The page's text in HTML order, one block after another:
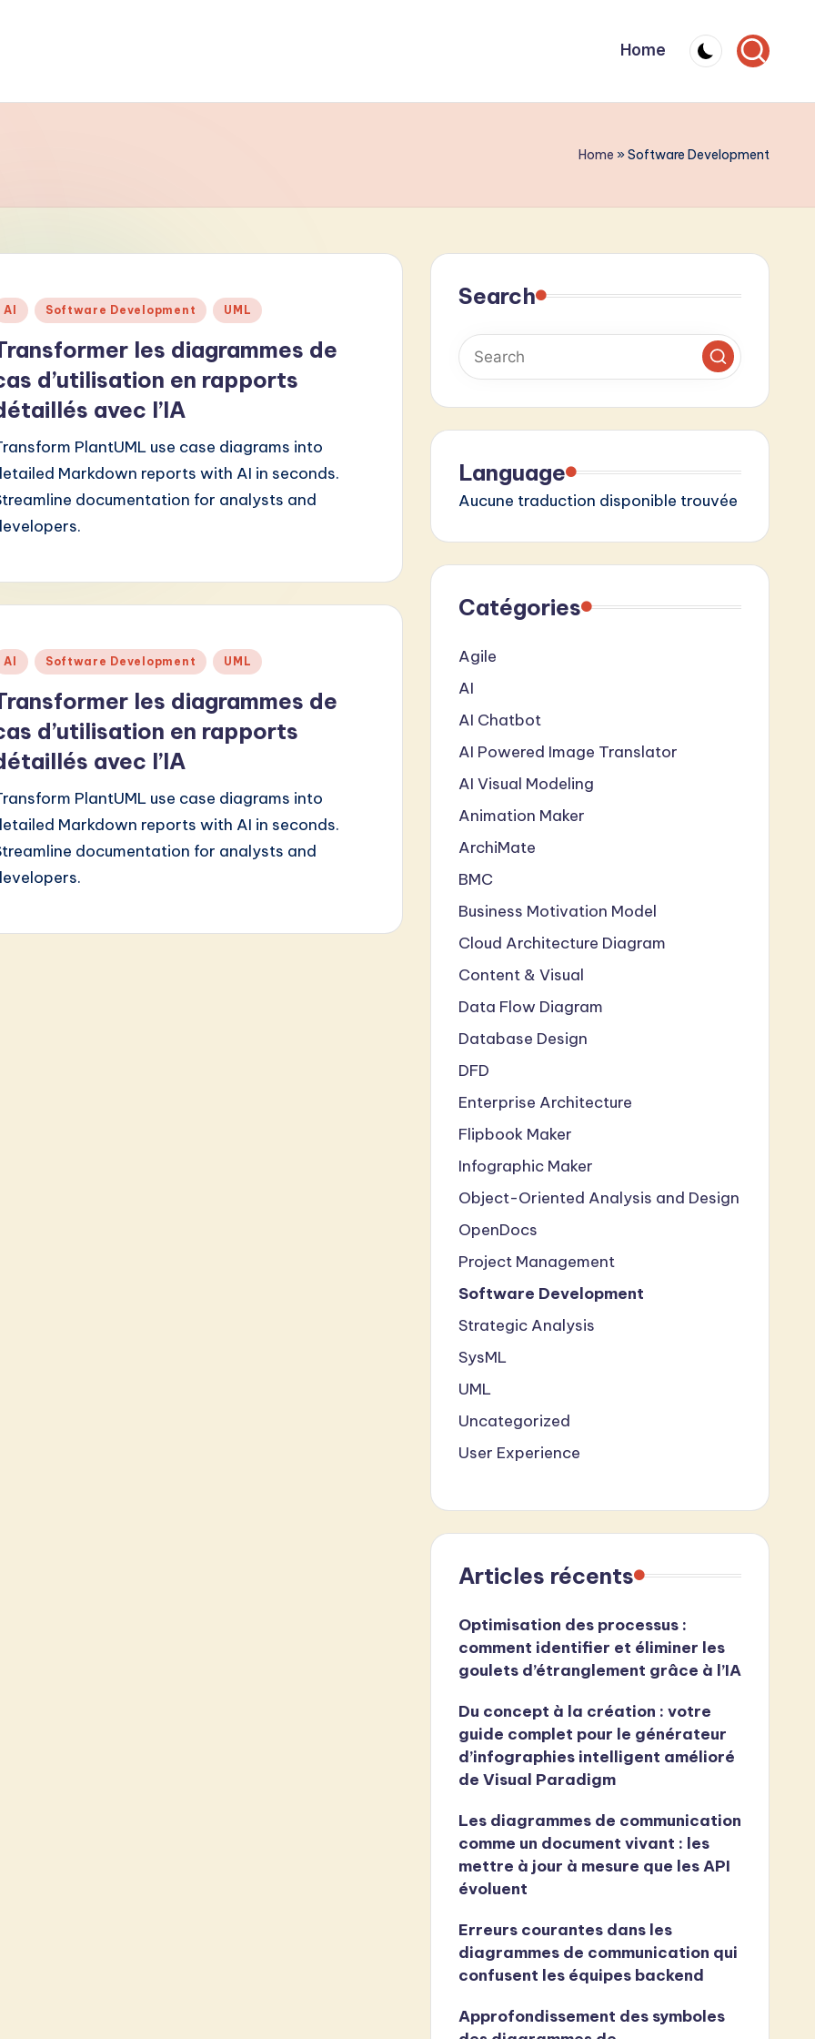
Home
Home »Software Development
AI Software Development UML
les diagrammes de
d’utilisation en rapports
avec l’IA
PlantUML use case diagrams into
Markdown reports with AI in seconds.
documentation for analysts and
AI Software Development UML
les diagrammes de
d’utilisation en rapports
avec l’IA
PlantUML use case diagrams into
Markdown reports with AI in seconds.
documentation for analysts and
Search
Language
Aucune traduction disponible trouvée
Catégories
Agile
AI
AI Chatbot
AI Powered Image Translator
AI Visual Modeling
Animation Maker
ArchiMate
BMC
Business Motivation Model
Cloud Architecture Diagram
Content & Visual
Data Flow Diagram
Database Design
DFD
Enterprise Architecture
Flipbook Maker
Infographic Maker
Object-Oriented Analysis and Design
OpenDocs
Project Management
Software Development
Strategic Analysis
SysML
UML
Uncategorized
User Experience
Articles récents
Optimisation des processus :
comment identifier et éliminer les
goulets d’étranglement grâce à l’IA
Du concept à la création : votre
guide complet pour le générateur
d’infographies intelligent amélioré
de Visual Paradigm
Les diagrammes de communication
comme un document vivant : les
mettre à jour à mesure que les API
évoluent
Erreurs courantes dans les
diagrammes de communication qui
confusent les équipes backend
Approfondissement des symboles